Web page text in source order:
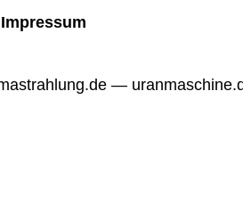
Impressum
—